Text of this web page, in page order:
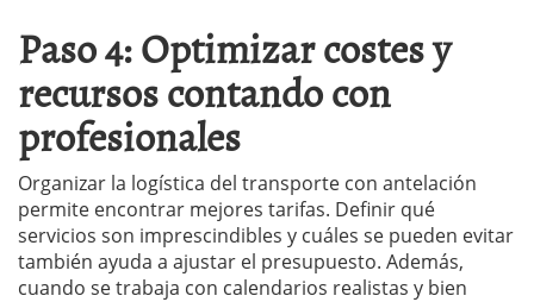
Paso 4: Optimizar costes y
recursos contando con
profesionales
Organizar la logística del transporte con antelación
permite encontrar mejores tarifas. Definir qué
servicios son imprescindibles y cuáles se pueden evitar
también ayuda a ajustar el presupuesto. Además,
cuando se trabaja con calendarios realistas y bien